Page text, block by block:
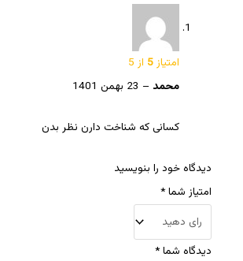
امتیاز5 از 5
محمد – 23 بهمن 1401
کسانی که شناخت دارن نظر بدن
دیدگاه خود را بنویسید
امتیاز شما*
دیدگاه شما*